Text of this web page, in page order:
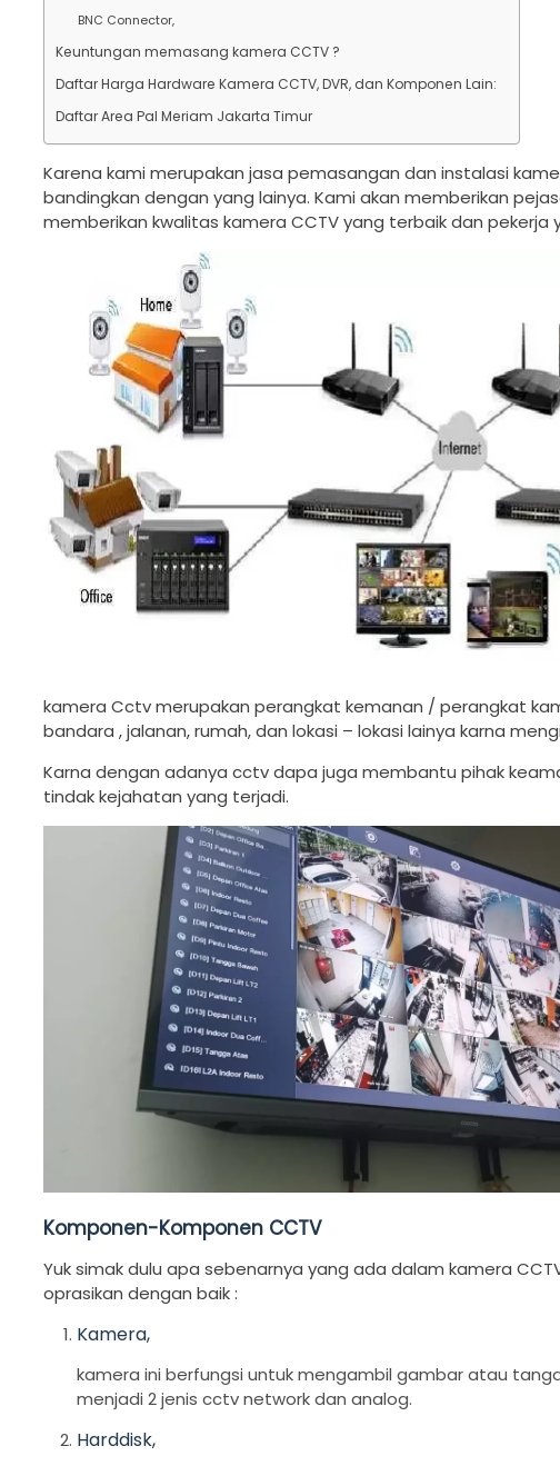
BNC Connector,
Keuntungan memasang kamera CCTV ?
Daftar Harga Hardware Kamera CCTV, DVR, dan Komponen Lain:
Daftar Area Pal Meriam Jakarta Timur
Karena kami merupakan jasa pemasangan dan instalasi
bandingkan dengan yang lainya. Kami akan memberikan
memberikan kwalitas kamera CCTV yang terbaik dan pekerja
kamera Cctv merupakan perangkat kemanan / perangkat
bandara , jalanan, rumah, dan lokasi – lokasi lainya karna
Karna dengan adanya cctv dapa juga membantu pihak
tindak kejahatan yang terjadi.
Komponen-Komponen CCTV
Yuk simak dulu apa sebenarnya yang ada dalam kamera
oprasikan dengan baik :
Kamera,
kamera ini berfungsi untuk mengambil gambar atau
menjadi 2 jenis cctv network dan analog.
Harddisk,